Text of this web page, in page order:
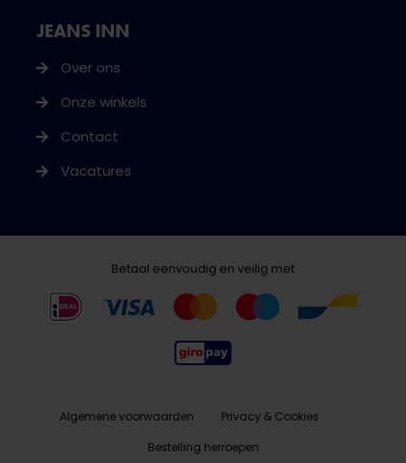
JEANS INN
Over ons
Onze winkels
Contact
Vacatures
Betaal eenvoudig en veilig met
Algemene voorwaarden
Privacy & Cookies
Bestelling herroepen